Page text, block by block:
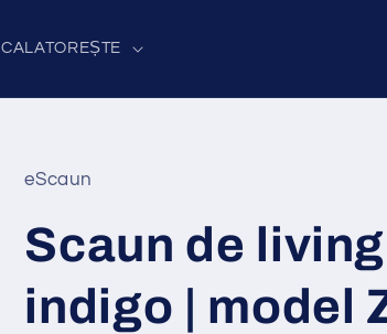
CALATOREȘTE
eScaun
Scaun de living
indigo | model